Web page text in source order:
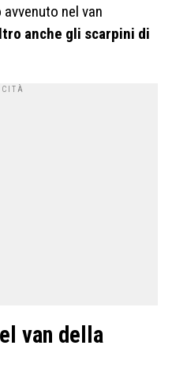
nel van
anche gli scarpini di
van della